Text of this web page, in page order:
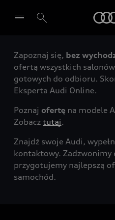
Wybierz Twojego
Zapoznaj się, bez
ofertą wszystkich
gotowych do odbioru.
Eksperta Audi Online.
Poznaj ofertę na modele
Zobacz tutaj.
Znajdź swoje Audi,
kontaktowy. Zadzwonimy
przygotujemy najlepszą
samochód.